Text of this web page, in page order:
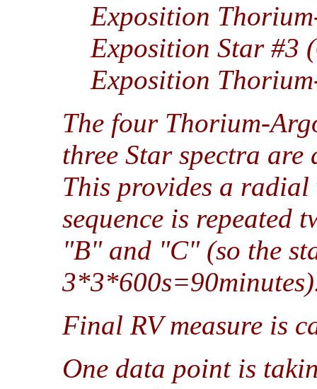
Exposition
Exposition Star #3
Exposition
The four Thorium-
three Star spectra
This provides a radial
sequence is repeated
"B" and "C" (so the
Final RV measure is
One data point is